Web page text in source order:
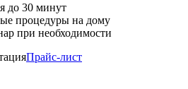
до 30 минут
процедуры на дому
при необходимости
Прайс-лист